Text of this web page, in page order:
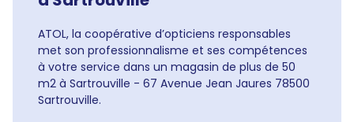
ATOL, la coopérative d’opticiens responsables
met son professionnalisme et ses compétences
à votre service dans un magasin de plus de 50
m2 à Sartrouville - 67 Avenue Jean Jaures 78500
Sartrouville.